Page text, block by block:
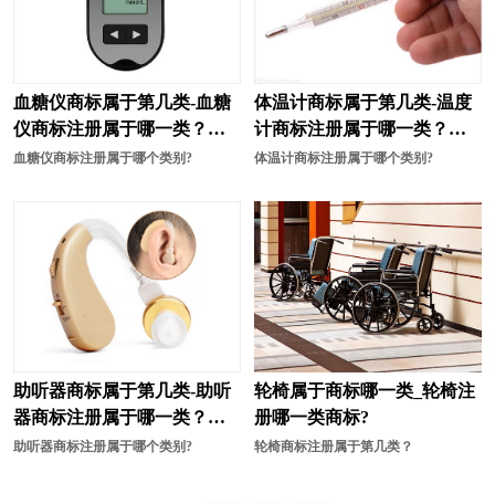
血糖仪商标属于第几类-血糖
仪商标注册属于哪一类？
「商标分类」
血糖仪商标注册属于哪个类别?
体温计商标属于第几类-温度
计商标注册属于哪一类？
「商标分类」
体温计商标注册属于哪个类别?
助听器商标属于第几类-助听
器商标注册属于哪一类？
「商标分类」
助听器商标注册属于哪个类别?
轮椅属于商标哪一类_轮椅注
册哪一类商标?
轮椅商标注册属于第几类？